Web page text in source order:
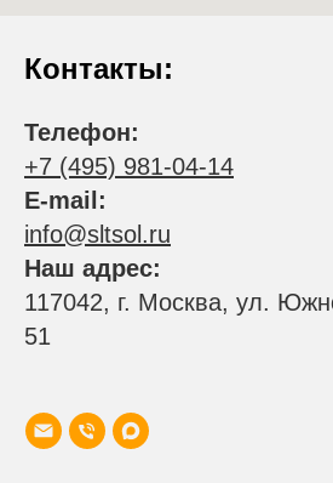
Контакты:
Телефон:
+7 (495) 981-04-14
E-mail:
info@sltsol.ru
Наш адрес:
117042, г. Москва, ул.
51